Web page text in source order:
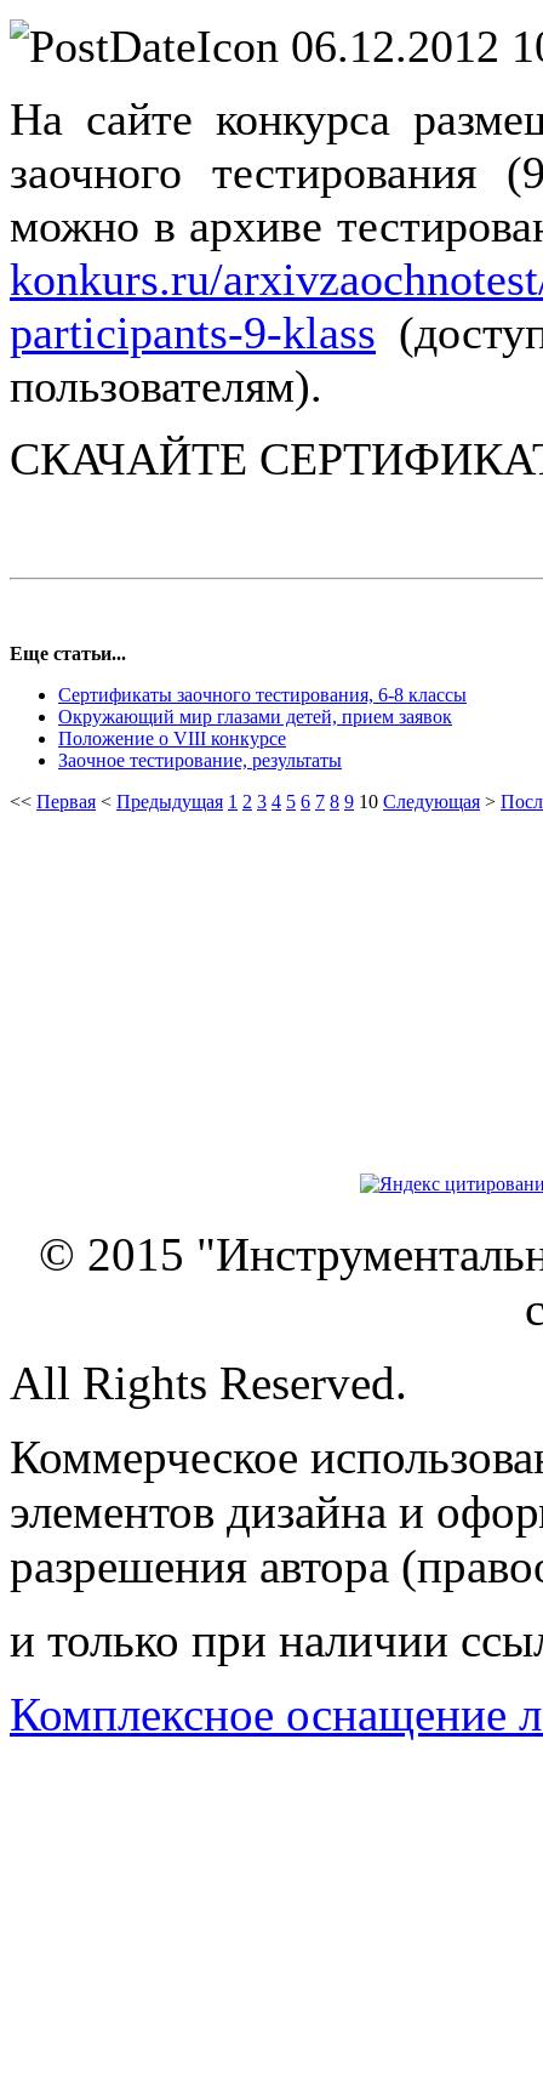
06.12.2012
На сайте конкурса
заочного тестирования
можно в архиве
konkurs.ru/
participants-9-klass
пользователям).
СКАЧАЙТЕ
Еще статьи...
Сертификаты заочного тестирования, 6-8 классы
Окружающий мир глазами детей, прием заявок
Положение о VIII конкурсе
Заочное тестирование, результаты
<< Первая < Предыдущая 1 2 3 4 5 6 7 8 9 10 Следующая >
© 2015
All Rights Reserved.
Коммерческое
элементов дизайна и
разрешения автора
и только при наличии
Комплексное оснащение